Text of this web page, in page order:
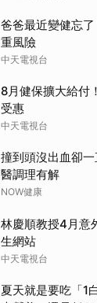
爸爸最近變健忘
重風險
中天電視台
8月健保擴大給付
受惠
中天電視台
撞到頭沒出血卻
醫調理有解
NOW健康
林慶順教授4月
生網站
中天電視台
夏天就是要吃「1